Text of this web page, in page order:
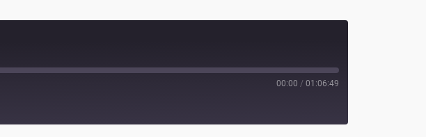
00:00 / 01:06:49